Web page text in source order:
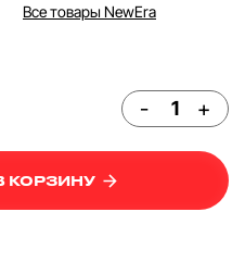
Все товары NewEra
- +
КОРЗИНУ